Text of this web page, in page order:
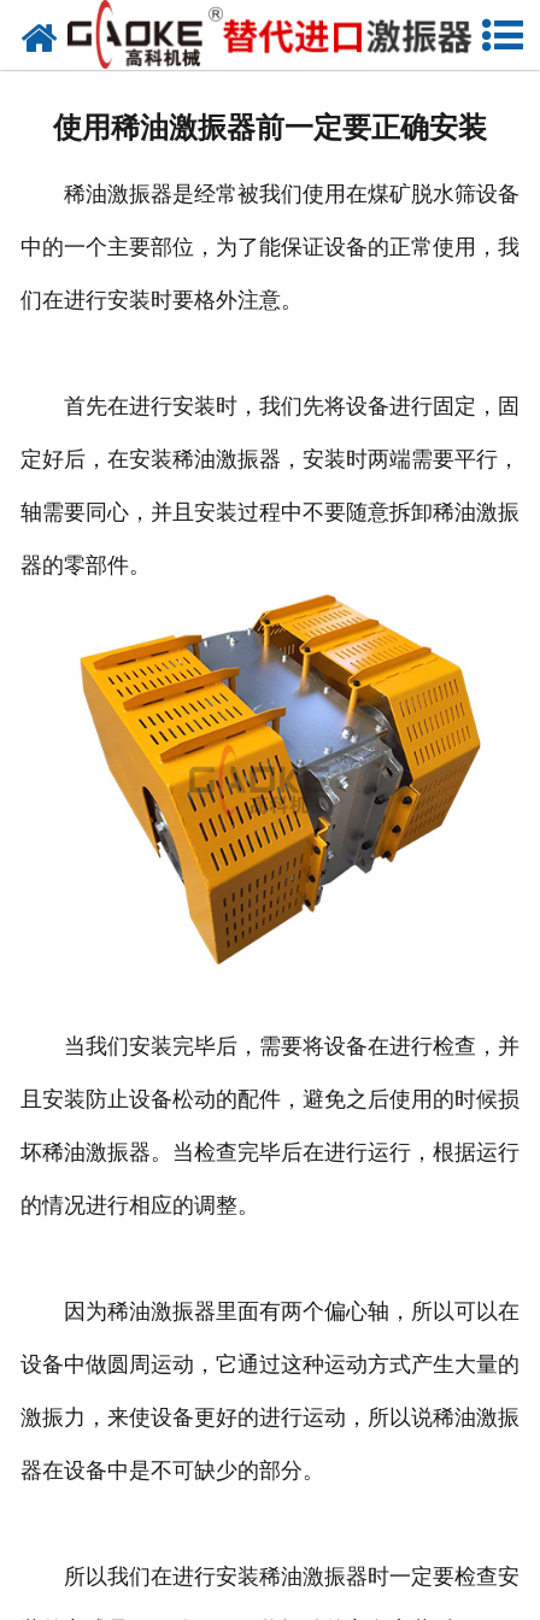
首页
使用稀油激振器前一定要正确安装
稀油激振器是经常被我们使用在煤矿脱水筛设备
中的一个主要部位，为了能保证设备的正常使用，我
们在进行安装时要格外注意。
首先在进行安装时，我们先将设备进行固定，固
定好后，在安装稀油激振器，安装时两端需要平行，
轴需要同心，并且安装过程中不要随意拆卸稀油激振
器的零部件。
当我们安装完毕后，需要将设备在进行检查，并
且安装防止设备松动的配件，避免之后使用的时候损
坏稀油激振器。当检查完毕后在进行运行，根据运行
的情况进行相应的调整。
因为稀油激振器里面有两个偏心轴，所以可以在
设备中做圆周运动，它通过这种运动方式产生大量的
激振力，来使设备更好的进行运动，所以说稀油激振
器在设备中是不可缺少的部分。
所以我们在进行安装稀油激振器时一定要检查安